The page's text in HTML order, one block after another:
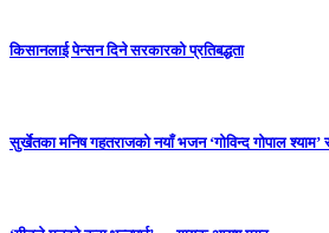
किसानलाई पेन्सन दिने सरकारको प्रतिबद्धता
सुर्खेतका मनिष गहतराजको नयाँ भजन ‘गोविन्द गोपाल श्याम’